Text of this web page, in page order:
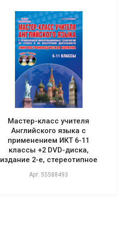
Мастер-класс учителя
Английского языка с
применением ИКТ 6-11
классы +2 DVD-диска,
издание 2-е, стереотипное
Арт. 55588493